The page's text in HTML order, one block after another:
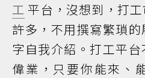
工 平台，沒想到，打
許多，不用撰寫繁瑣
字自我介紹。打工平
偉業，只要你能來、